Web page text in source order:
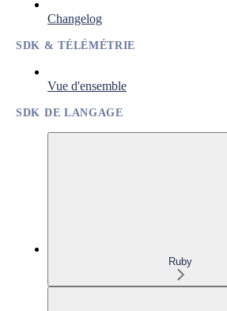
Changelog
SDK & TÉLÉMÉTRIE
Vue d'ensemble
SDK DE LANGAGE
Ruby